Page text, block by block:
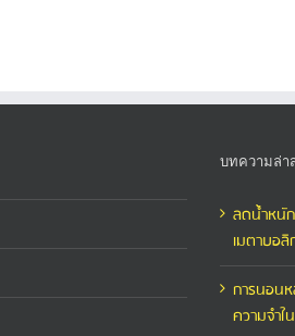
บทความล่า
ลดน้ำหนั
เมตาบอ
การนอน
ความจำใ